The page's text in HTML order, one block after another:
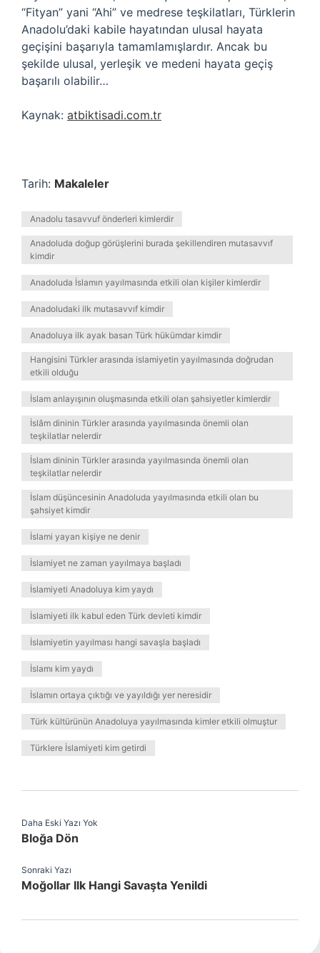
“Fityan” yani “Ahi” ve medrese teşkilatları, Türklerin
Anadolu’daki kabile hayatından ulusal hayata
geçişini başarıyla tamamlamışlardır. Ancak bu
şekilde ulusal, yerleşik ve medeni hayata geçiş
başarılı olabilir…
Kaynak: atbiktisadi.com.tr
Tarih: Makaleler
Anadolu tasavvuf önderleri kimlerdir
Anadoluda doğup görüşlerini burada şekillendiren mutasavvıf
kimdir
Anadoluda İslamın yayılmasında etkili olan kişiler kimlerdir
Anadoludaki ilk mutasavvıf kimdir
Anadoluya ilk ayak basan Türk hükümdar kimdir
Hangisini Türkler arasında islamiyetin yayılmasında doğrudan
etkili olduğu
İslam anlayışının oluşmasında etkili olan şahsiyetler kimlerdir
İslâm dininin Türkler arasında yayılmasında önemli olan
teşkilatlar nelerdir
İslam dininin Türkler arasında yayılmasında önemli olan
teşkilatlar nelerdir
İslam düşüncesinin Anadoluda yayılmasında etkili olan bu
şahsiyet kimdir
İslami yayan kişiye ne denir
İslamiyet ne zaman yayılmaya başladı
İslamiyeti Anadoluya kim yaydı
İslamiyeti ilk kabul eden Türk devleti kimdir
İslamiyetin yayılması hangi savaşla başladı
İslamı kim yaydı
İslamın ortaya çıktığı ve yayıldığı yer neresidir
Türk kültürünün Anadoluya yayılmasında kimler etkili olmuştur
Türklere İslamiyeti kim getirdi
Daha Eski Yazı Yok
Bloğa Dön
Sonraki Yazı
Moğollar Ilk Hangi Savaşta Yenildi